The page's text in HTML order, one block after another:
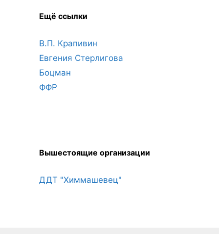
Ещё ссылки
В.П. Крапивин
Евгения Стерлигова
Боцман
ФФР
Вышестоящие организации
ДДТ "Химмашевец"